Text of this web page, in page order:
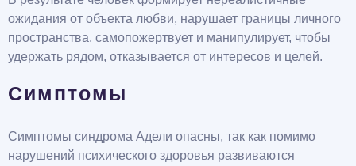
ожидания от объекта любви, нарушает границы личного
пространства, самопожертвует и манипулирует, чтобы
удержать рядом, отказывается от интересов и целей.
Симптомы
Симптомы синдрома Адели опасны, так как помимо
нарушений психического здоровья развиваются